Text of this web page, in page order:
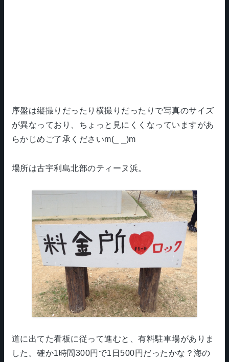
序盤は縦撮りだったり横撮りだったりで写真のサイズ
が異なっており、ちょっと見にくくなっていますがあ
らかじめご了承くださいm(_ _)m
場所は古宇利島北部のティーヌ浜。
道に出てた看板に従って進むと、有料駐車場がありま
した。確か1時間300円で1日500円だったかな？海の